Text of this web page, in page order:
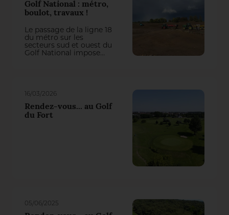
Golf National : métro,
boulot, travaux !
Le passage de la ligne 18
du métro sur les
secteurs sud et ouest du
Golf National impose
penser qu’il y perde des
plumes, mais la
première intervention
du groupement Natural
16/03/2026
Rendez-vous... au Golf
du Fort
05/06/2025